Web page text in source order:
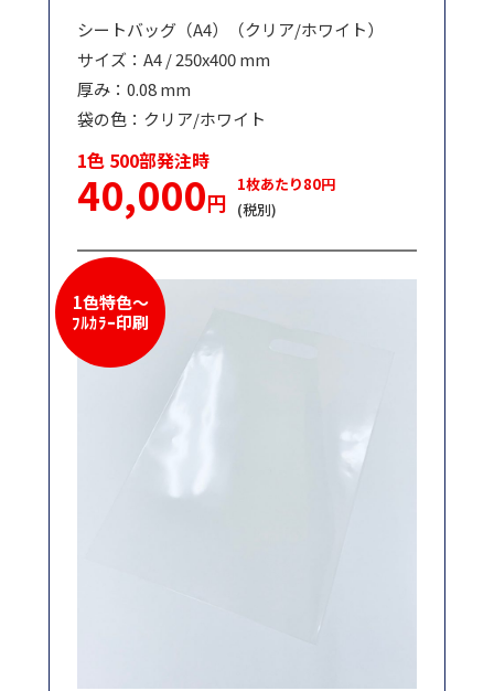
シートバッグ（A4）（クリア/ホワイト）
サイズ：A4 / 250x400 mm
厚み：0.08 mm
袋の色：クリア/ホワイト
1色 500部発注時
40,000円
1枚あたり80円
(税別)
1色特色～
ﾌﾙｶﾗｰ印刷